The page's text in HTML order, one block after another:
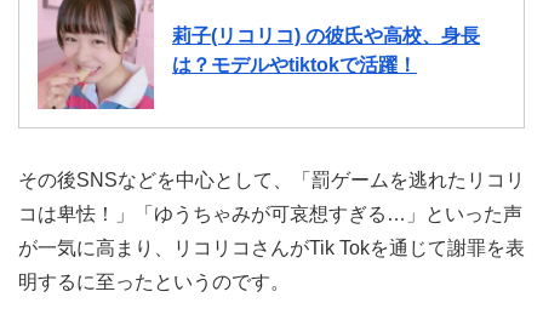
莉子(リコリコ) の彼氏や高校、身長
は？モデルやtiktokで活躍！
その後SNSなどを中心として、「罰ゲームを逃れたリコリ
コは卑怯！」「ゆうちゃみが可哀想すぎる…」といった声
が一気に高まり、リコリコさんがTik Tokを通じて謝罪を表
明するに至ったというのです。